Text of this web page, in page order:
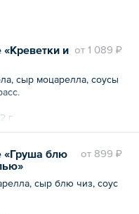
oт 1 089 ₽
и
сыр моцарелла, соусы
г
oт 899 ₽
«Груша блю
сыр блю чиз, соус